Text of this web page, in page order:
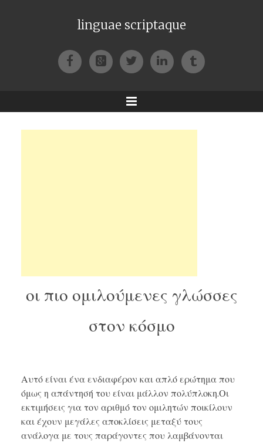
linguae scriptaque
FacebookGoogle+TwitterLinkedIn
Tumblr
Menu
οι πιο ομιλούμενες γλώσσες
στον κόσμο
Αυτό είναι ένα ενδιαφέρον και απλό ερώτημα που
όμως η απάντησή του είναι μάλλον πολύπλοκη.Οι
εκτιμήσεις για τον αριθμό τον ομιλητών ποικίλουν
και έχουν μεγάλες αποκλίσεις μεταξύ τους
ανάλογα με τους παράγοντες που λαμβάνονται